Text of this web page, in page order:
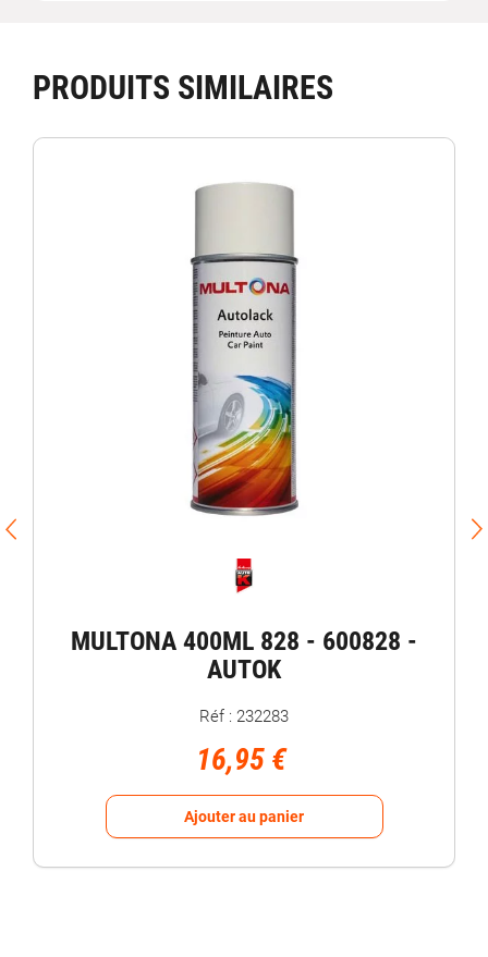
PRODUITS SIMILAIRES
MULTONA 400ML 828 - 600828 -
AUTOK
Réf : 232283
16,95 €
Ajouter au panier